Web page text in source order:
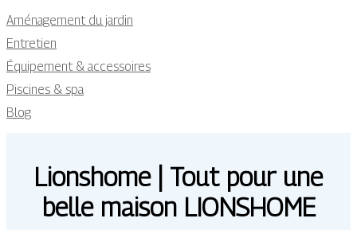
Aménagement du jardin
Entretien
Équipement & accessoires
Piscines & spa
Blog
Lionshome | Tout pour une
belle maison LIONSHOME